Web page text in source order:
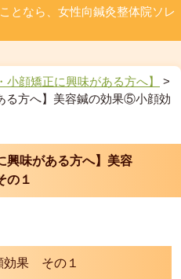
となら、女性向鍼灸整体院ソレ
小顔矯正に興味がある方へ】
>
る方へ】美容鍼の効果⑤小顔効
興味がある方へ】美容
の１
果 その１